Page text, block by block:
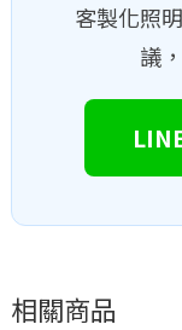
客製化照
議
相關商品